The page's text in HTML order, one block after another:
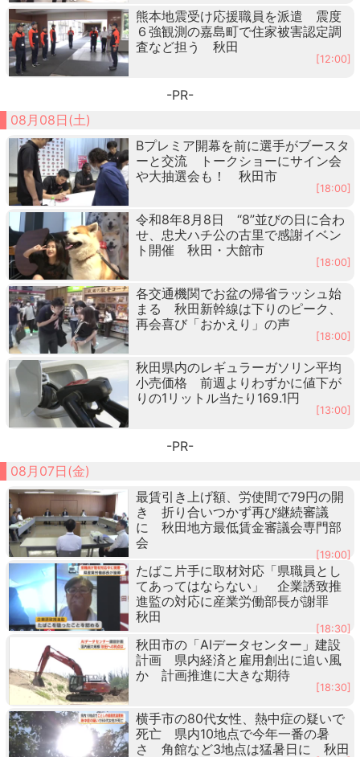
熊本地震受け応援職員を派遣 震度
６強観測の嘉島町で住家被害認定調
査など担う 秋田
[12:00]
-PR-
08月08日(土)
Bプレミア開幕を前に選手がブースタ
ーと交流 トークショーにサイン会
や大抽選会も！ 秋田市
[18:00]
令和8年8月8日 “8”並びの日に合わ
せ、忠犬ハチ公の古里で感謝イベン
ト開催 秋田・大館市
[18:00]
各交通機関でお盆の帰省ラッシュ始
まる 秋田新幹線は下りのピーク、
再会喜び「おかえり」の声
[18:00]
秋田県内のレギュラーガソリン平均
小売価格 前週よりわずかに値下が
りの1リットル当たり169.1円
[13:00]
-PR-
08月07日(金)
最賃引き上げ額、労使間で79円の開
き 折り合いつかず再び継続審議
に 秋田地方最低賃金審議会専門部
会
[19:00]
たばこ片手に取材対応「県職員とし
てあってはならない」 企業誘致推
進監の対応に産業労働部長が謝罪
秋田
[18:30]
秋田市の「AIデータセンター」建設
計画 県内経済と雇用創出に追い風
か 計画推進に大きな期待
[18:30]
横手市の80代女性、熱中症の疑いで
死亡 県内10地点で今年一番の暑
さ 角館など3地点は猛暑日に 秋田